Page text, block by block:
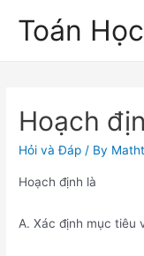
Toán Học
Hoạch
Hỏi và Đáp / By
Hoạch định là
A. Xác định mục tiêu